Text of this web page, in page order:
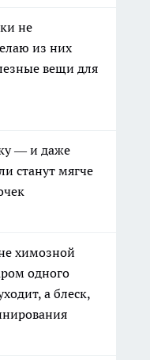
не
из них
вещи для
— и даже
станут мягче
химозной
одного
а блеск,